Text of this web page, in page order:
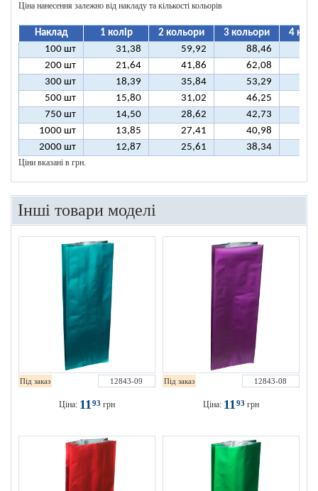
Ціна нанесення залежно від накладу та кількості кольорів
Наклад 1 колір 2 кольори 3 кольори
4
100 шт
31,38 59,92 88,46
200 шт
21,64 41,86 62,08
300 шт
18,39 35,84 53,29
500 шт
15,80 31,02 46,25
750 шт
14,50 28,62 42,73
1000 шт
13,85 27,41 40,98
2000 шт
12,87 25,61 38,34
Ціни вказані в грн.
Інші товари моделі
Під заказ 12843-09
Ціна: 1193 грн
Під заказ 12843-08
Ціна: 1193 грн